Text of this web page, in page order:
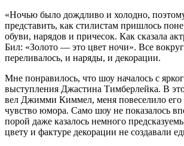
«Ночью было дождливо и холодно,
представить, как стилистам пришлось
обуви, нарядов и причесок. Как сказала
Бил: «Золото — это цвет ночи». Все вокруг
переливалось, и наряды, и декорации.
Мне понравилось, что шоу началось с
выступления Джастина Тимберлейка. В
вел Джимми Киммел, меня повеселило его
чувство юмора. Само шоу не показалось
порой даже казалось немного
цвету и фактуре декорации не создавали